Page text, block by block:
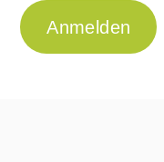
Anmelden